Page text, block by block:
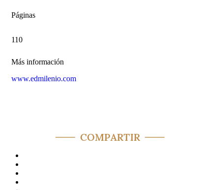
Páginas
110
Más información
www.edmilenio.com
COMPARTIR